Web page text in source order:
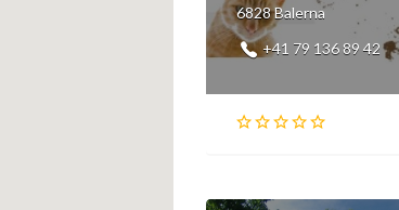
6828 Balerna
+41 79 136 89 42